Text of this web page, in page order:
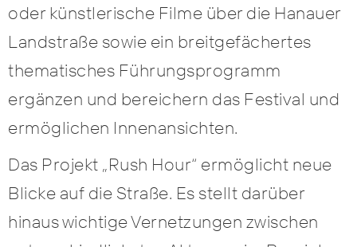
oder künstlerische Filme über die Hanauer
Landstraße sowie ein breitgefächertes
thematisches Führungsprogramm
ergänzen und bereichern das Festival und
ermöglichen Innenansichten.
Das Projekt „Rush Hour“ ermöglicht neue
Blicke auf die Straße. Es stellt darüber
hinaus wichtige Vernetzungen zwischen